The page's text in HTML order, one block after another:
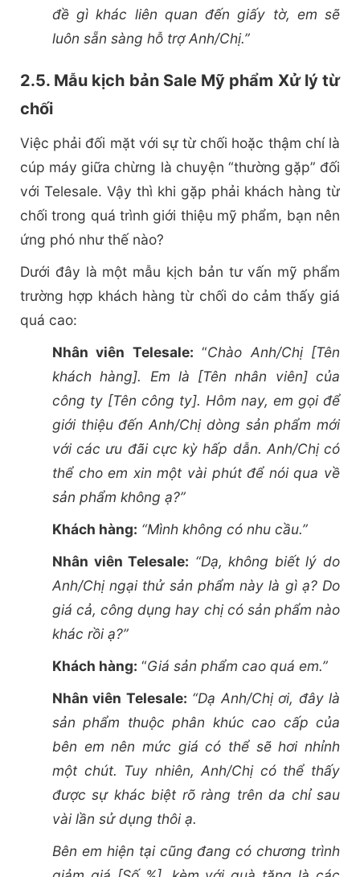
đề gì khác liên quan đến giấy tờ, em sẽ
luôn sẵn sàng hỗ trợ Anh/Chị.”
2.5. Mẫu kịch bản Sale Mỹ phẩm Xử lý từ
chối
Việc phải đối mặt với sự từ chối hoặc thậm chí là
cúp máy giữa chừng là chuyện “thường gặp” đối
với Telesale. Vậy thì khi gặp phải khách hàng từ
chối trong quá trình giới thiệu mỹ phẩm, bạn nên
ứng phó như thế nào?
Dưới đây là một mẫu kịch bản tư vấn mỹ phẩm
trường hợp khách hàng từ chối do cảm thấy giá
quá cao:
Nhân viên Telesale: “Chào Anh/Chị [Tên
khách hàng]. Em là [Tên nhân viên] của
công ty [Tên công ty]. Hôm nay, em gọi để
giới thiệu đến Anh/Chị dòng sản phẩm mới
với các ưu đãi cực kỳ hấp dẫn. Anh/Chị có
thể cho em xin một vài phút để nói qua về
sản phẩm không ạ?”
Khách hàng: “Mình không có nhu cầu.”
Nhân viên Telesale: “Dạ, không biết lý do
Anh/Chị ngại thử sản phẩm này là gì ạ? Do
giá cả, công dụng hay chị có sản phẩm nào
khác rồi ạ?”
Khách hàng: “Giá sản phẩm cao quá em.”
Nhân viên Telesale: “Dạ Anh/Chị ơi, đây là
sản phẩm thuộc phân khúc cao cấp của
bên em nên mức giá có thể sẽ hơi nhỉnh
một chút. Tuy nhiên, Anh/Chị có thể thấy
được sự khác biệt rõ ràng trên da chỉ sau
vài lần sử dụng thôi ạ.
Bên em hiện tại cũng đang có chương trình